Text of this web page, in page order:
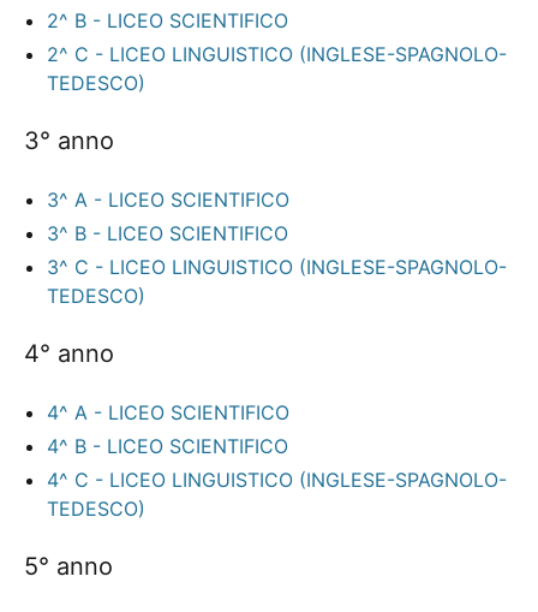
2^ B - LICEO SCIENTIFICO
2^ C - LICEO LINGUISTICO (INGLESE-SPAGNOLO-
TEDESCO)
3° anno
3^ A - LICEO SCIENTIFICO
3^ B - LICEO SCIENTIFICO
3^ C - LICEO LINGUISTICO (INGLESE-SPAGNOLO-
TEDESCO)
4° anno
4^ A - LICEO SCIENTIFICO
4^ B - LICEO SCIENTIFICO
4^ C - LICEO LINGUISTICO (INGLESE-SPAGNOLO-
TEDESCO)
5° anno